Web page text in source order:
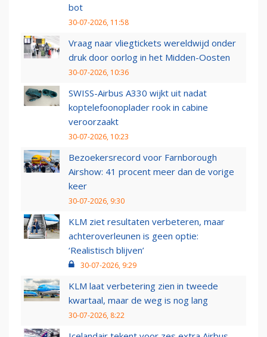
bot
30-07-2026, 11:58
Vraag naar vliegtickets wereldwijd onder
druk door oorlog in het Midden-Oosten
30-07-2026, 10:36
SWISS-Airbus A330 wijkt uit nadat
koptelefoonoplader rook in cabine
veroorzaakt
30-07-2026, 10:23
Bezoekersrecord voor Farnborough
Airshow: 41 procent meer dan de vorige
keer
30-07-2026, 9:30
KLM ziet resultaten verbeteren, maar
achteroverleunen is geen optie:
‘Realistisch blijven’
30-07-2026, 9:29
KLM laat verbetering zien in tweede
kwartaal, maar de weg is nog lang
30-07-2026, 8:22